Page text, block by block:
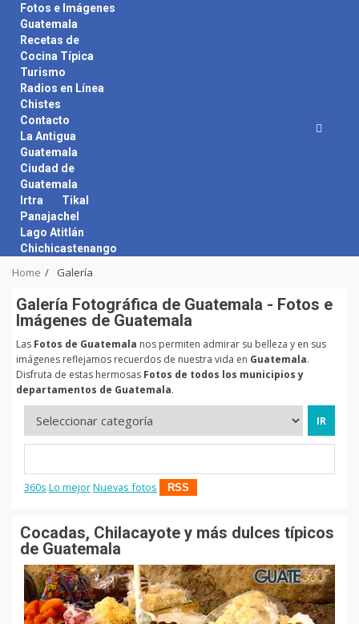
content
Fotos e Imágenes
Guatemala
Recetas de
Cocina Típica
Turismo
Radios en Línea
Chistes
Contacto
La Antigua
Guatemala
Ciudad de
Guatemala
Irtra
Tikal
Panajachel
Lago Atitlán
Chichicastenango
Home Galería
Galerí­a Fotográfica de Guatemala - Fotos e
Imágenes de Guatemala
Las Fotos de Guatemala nos permiten admirar su belleza y en sus
imágenes reflejamos recuerdos de nuestra vida en Guatemala.
Disfruta de estas hermosas Fotos de todos los municipios y
departamentos de Guatemala.
360s Lo mejorNuevas fotos RSS
Cocadas, Chilacayote y más dulces típicos
de Guatemala